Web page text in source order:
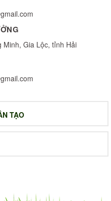
Minh, Gia Lộc, tỉnh Hải
TẠO